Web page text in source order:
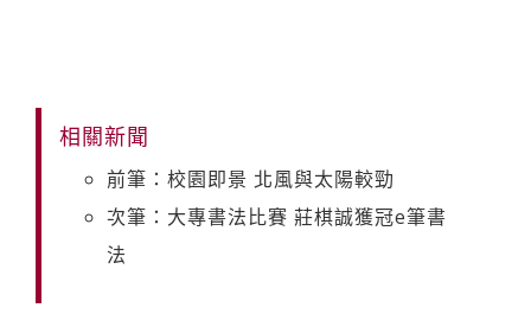
相關新聞
前筆：校園即景 北風與太陽較勁
次筆：大專書法比賽 莊棋誠獲冠e筆書
法